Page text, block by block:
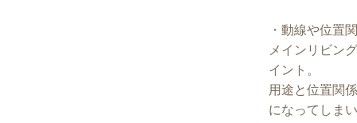
・動線や位置
メインリビン
イント。
用途と位置関
になってしま